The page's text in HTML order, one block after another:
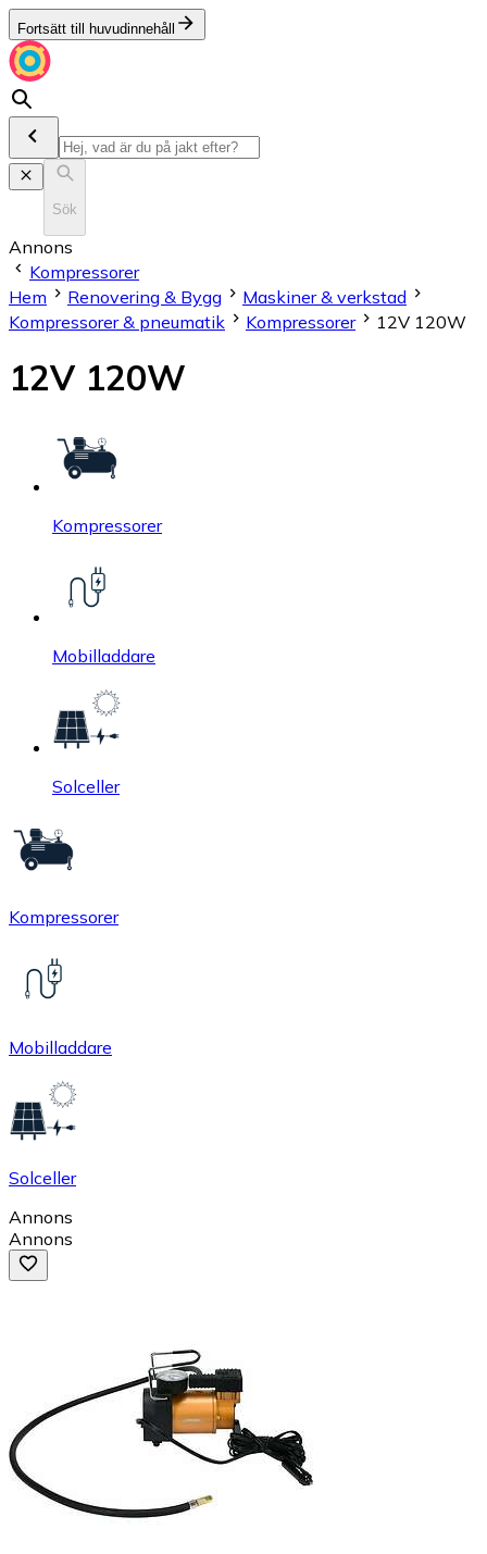
Fortsätt till huvudinnehåll
Sök
Annons
Kompressorer
Hem
Renovering & Bygg
Maskiner & verkstad
Kompressorer & pneumatik
Kompressorer 12V 120W
12V 120W
Kompressorer
Mobilladdare
Solceller
Kompressorer
Mobilladdare
Solceller
Annons
Annons